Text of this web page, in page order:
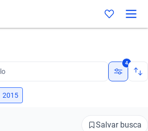
4
2015
Salvar busca